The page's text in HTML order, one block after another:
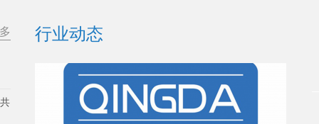
行业动态